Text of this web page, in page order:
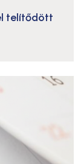
telítődött